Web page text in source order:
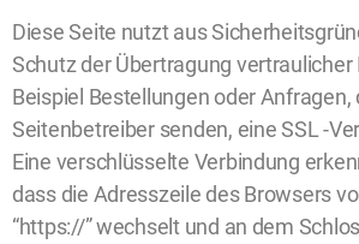
Diese Seite nutzt aus
Schutz der Übertragung
Beispiel Bestellungen oder Anfragen,
Seitenbetreiber senden, eine SSL -
Eine verschlüsselte Verbindung
dass die Adresszeile des Browsers
“https://” wechselt und an dem